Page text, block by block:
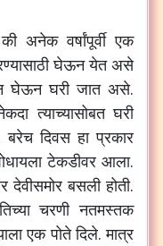
अनेक वर्षांपूर्वी एक
घेऊन येत असे
घेऊन घरी जात असे.
त्याच्यासोबत घरी
दिवस हा प्रकार
टेकडीवर आला.
देवीसमोर बसली होती.
चरणी नतमस्तक
एक पोते दिले. मात्र